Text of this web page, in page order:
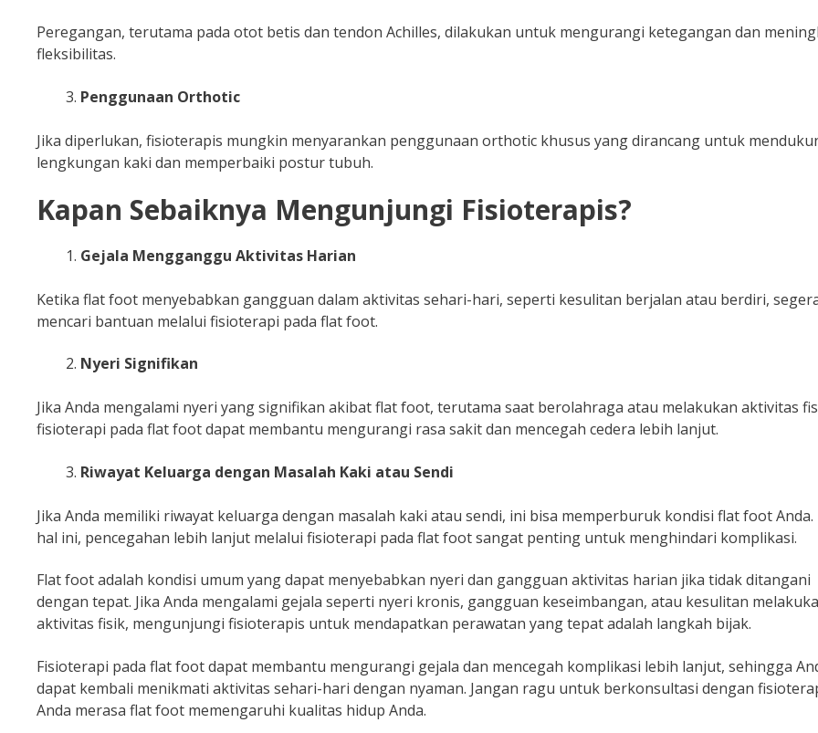
Peregangan, terutama pada otot betis dan tendon Achilles, dilakukan untuk mengurangi ketegangan dan
fleksibilitas.
Penggunaan Orthotic
Jika diperlukan, fisioterapis mungkin menyarankan penggunaan orthotic khusus yang dirancang untuk
lengkungan kaki dan memperbaiki postur tubuh.
Kapan Sebaiknya Mengunjungi Fisioterapis?
Gejala Mengganggu Aktivitas Harian
Ketika flat foot menyebabkan gangguan dalam aktivitas sehari-hari, seperti kesulitan berjalan atau berdiri,
mencari bantuan melalui fisioterapi pada flat foot.
Nyeri Signifikan
Jika Anda mengalami nyeri yang signifikan akibat flat foot, terutama saat berolahraga atau melakukan aktivitas
fisioterapi pada flat foot dapat membantu mengurangi rasa sakit dan mencegah cedera lebih lanjut.
Riwayat Keluarga dengan Masalah Kaki atau Sendi
Jika Anda memiliki riwayat keluarga dengan masalah kaki atau sendi, ini bisa memperburuk kondisi flat foot Anda.
hal ini, pencegahan lebih lanjut melalui fisioterapi pada flat foot sangat penting untuk menghindari komplikasi.
Flat foot adalah kondisi umum yang dapat menyebabkan nyeri dan gangguan aktivitas harian jika tidak ditangani
dengan tepat. Jika Anda mengalami gejala seperti nyeri kronis, gangguan keseimbangan, atau kesulitan
aktivitas fisik, mengunjungi fisioterapis untuk mendapatkan perawatan yang tepat adalah langkah bijak.
Fisioterapi pada flat foot dapat membantu mengurangi gejala dan mencegah komplikasi lebih lanjut, sehingga
dapat kembali menikmati aktivitas sehari-hari dengan nyaman. Jangan ragu untuk berkonsultasi dengan
Anda merasa flat foot memengaruhi kualitas hidup Anda.